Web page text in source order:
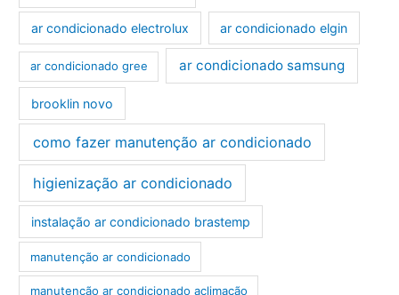
ar condicionado electrolux ar condicionado elgin
ar condicionado gree ar condicionado samsung
brooklin novo
como fazer manutenção ar condicionado
higienização ar condicionado
instalação ar condicionado brastemp
manutenção ar condicionado
manutenção ar condicionado aclimação